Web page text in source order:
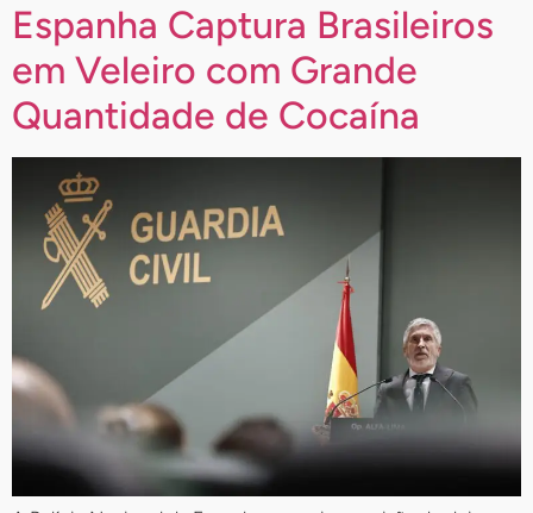
Espanha Captura Brasileiros
em Veleiro com Grande
Quantidade de Cocaína